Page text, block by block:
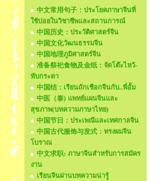
中文常用句子：ประโยคภาษาจีนที่
ใช้บ่อยในวิชาชีพและสถานการณ์
中国历史：ประวัติศาสตร์จีน
中国文化วัฒนธรรมจีน
中国地理ภูมิศาสตร์จีน
准备祭祀食物及金纸：จัดโต๊ะไหว้-
พับกระดา
中国结：เรียนถักเชือกจีนกับ..พี่อั้ม
中医（泰) แพทย์แผนจีนและ
สุขภาพ(บทความภาษาไทย)
中国节日：ประเพณีและเทศกาลจีน
中国古代服饰与发式：ทรงผมจีน
โบราณ
中文求职: ภาษาจีนสำหรับการสมัคร
งาน
เรียนจีนผ่านบทความน่ารู้